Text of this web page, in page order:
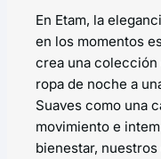
En Etam, la
en los momentos
crea una colección
ropa de noche a
Suaves como una
movimiento e
bienestar,